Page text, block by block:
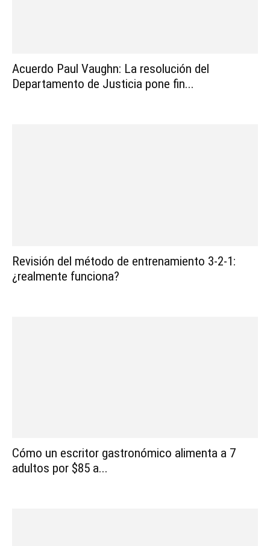
Acuerdo Paul Vaughn: La resolución del
Departamento de Justicia pone fin...
Revisión del método de entrenamiento 3-2-1:
¿realmente funciona?
Cómo un escritor gastronómico alimenta a 7
adultos por $85 a...